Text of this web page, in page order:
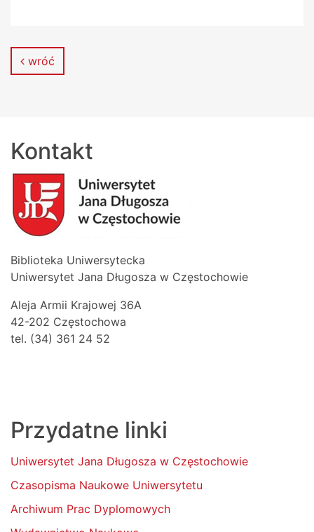
wróć
Kontakt
Biblioteka Uniwersytecka
Uniwersytet Jana Długosza w Częstochowie
Aleja Armii Krajowej 36A
42-202 Częstochowa
tel. (34) 361 24 52
Przydatne linki
Uniwersytet Jana Długosza w Częstochowie
Czasopisma Naukowe Uniwersytetu
Archiwum Prac Dyplomowych